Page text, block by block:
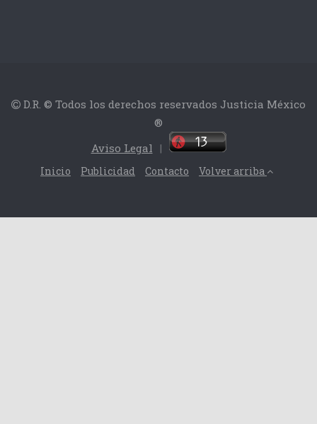
D.R. © Todos los derechos reservados Justicia México
®
Aviso Legal |
Inicio Publicidad Contacto Volver arriba